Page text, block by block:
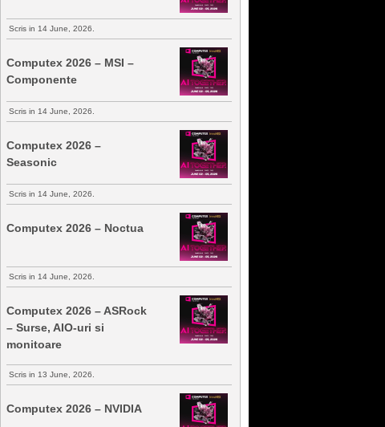
Scris in 14 June, 2026.
Computex 2026 – MSI –
Componente
Scris in 14 June, 2026.
Computex 2026 –
Seasonic
Scris in 14 June, 2026.
Computex 2026 – Noctua
Scris in 14 June, 2026.
Computex 2026 – ASRock
– Surse, AIO-uri si
monitoare
Scris in 13 June, 2026.
Computex 2026 – NVIDIA